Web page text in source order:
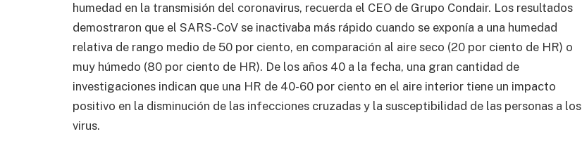
humedad en la transmisión del coronavirus, recuerda el CEO de Grupo Condair. Los resultados
demostraron que el SARS-CoV se inactivaba más rápido cuando se exponía a una humedad
relativa de rango medio de 50 por ciento, en comparación al aire seco (20 por ciento de HR) o
muy húmedo (80 por ciento de HR). De los años 40 a la fecha, una gran cantidad de
investigaciones indican que una HR de 40-60 por ciento en el aire interior tiene un impacto
positivo en la disminución de las infecciones cruzadas y la susceptibilidad de las personas a los
virus.